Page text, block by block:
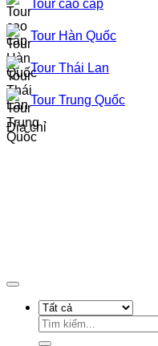
Tour cao cấp
Tour Hàn Quốc
Tour Thái Lan
Tour Trung Quốc
Địa chỉ
Tìm
kiếm: